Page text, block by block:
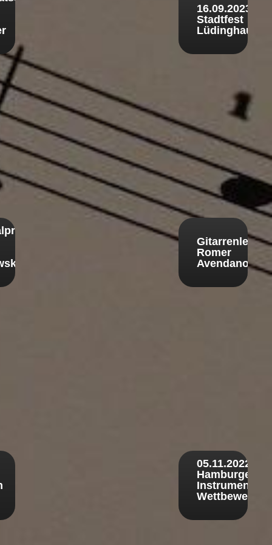
16.09.2023
Stadtfest
Lüdinghausen
Gitarrenlehrer
Romer
Avendano
05.11.2022
Hamburger
Instrumentaler
Wettbewerb